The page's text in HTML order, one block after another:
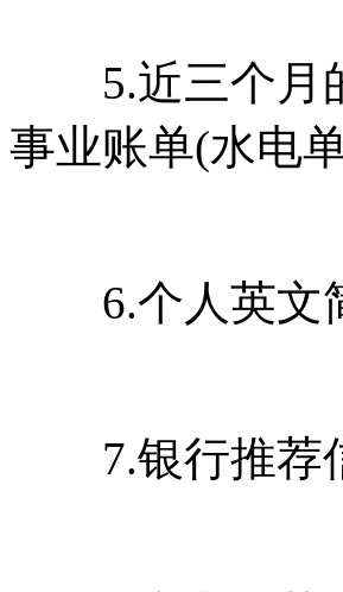
5.近三个月的
事业账单(水电
6.个人英文
7.银行推荐信